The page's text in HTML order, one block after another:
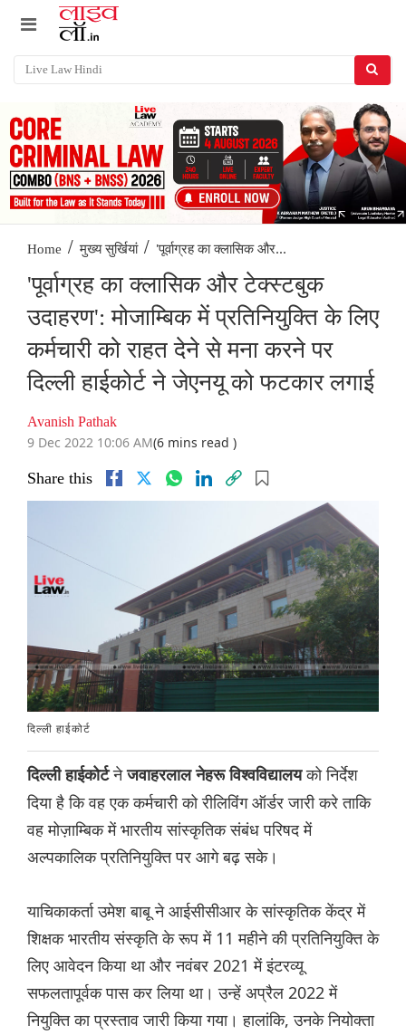
Home / मुख्य सुर्खियां / 'पूर्वाग्रह का क्लासिक और...
'पूर्वाग्रह का क्लासिक और टेक्‍स्टबुक
उदाहरण': मोजाम्बिक में प्रतिनियुक्ति के लिए
कर्मचारी को राहत देने से मना करने पर
दिल्ली हाईकोर्ट ने जेएनयू को फटकार लगाई
Avanish Pathak
9 Dec 2022 10:06 AM(6 mins read )
Share this
दिल्ली हाईकोर्ट
दिल्ली हाईकोर्टनेजवाहरलाल नेहरू विश्वविद्यालयको निर्देश
दिया है कि वह एक कर्मचारी को रीलिविंग ऑर्डर जारी करे ताकि
वह मोज़ाम्बिक में भारतीय सांस्कृतिक संबंध परिषद में
अल्पकालिक प्रतिनियुक्ति पर आगे बढ़ सके।
याचिकाकर्ता उमेश बाबू ने आईसीसीआर के सांस्कृतिक केंद्र में
शिक्षक भारतीय संस्कृति के रूप में 11 महीने की प्रतिनियुक्ति के
लिए आवेदन किया था और नवंबर 2021 में इंटरव्यू
सफलतापूर्वक पास कर लिया था। उन्हें अप्रैल 2022 में
नियुक्ति का प्रस्ताव जारी किया गया। हालांकि, उनके नियोक्ता